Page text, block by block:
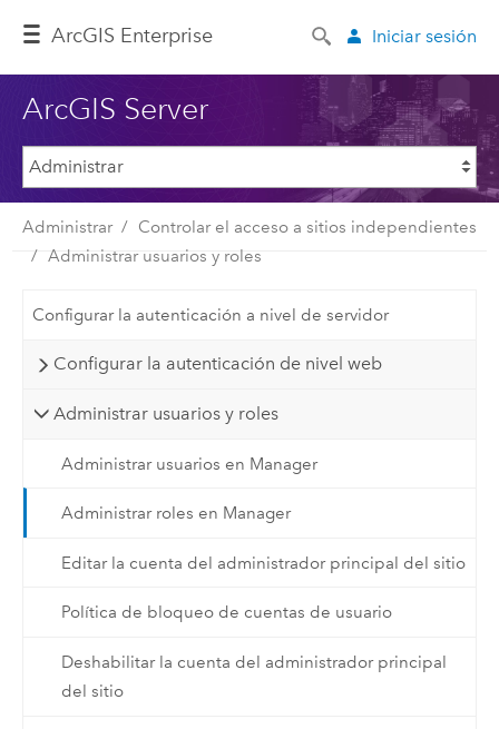
ArcGIS Enterprise Iniciar sesión
ArcGIS Server
Administrar
Controlar el acceso a sitios independientes
Administrar usuarios y roles
Configurar la autenticación a nivel de servidor
Configurar la autenticación de nivel web
Administrar usuarios y roles
Administrar usuarios en Manager
Administrar roles en Manager
Editar la cuenta del administrador principal del sitio
Política de bloqueo de cuentas de usuario
Deshabilitar la cuenta del administrador principal
del sitio